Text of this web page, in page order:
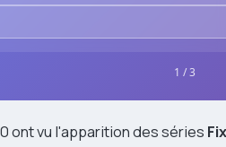
1 / 3
ont vu l'apparition des séries Fix